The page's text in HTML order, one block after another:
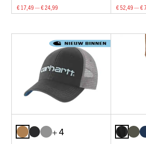
€ 17,49 — € 24,99
€ 52,49 — €
+ 4